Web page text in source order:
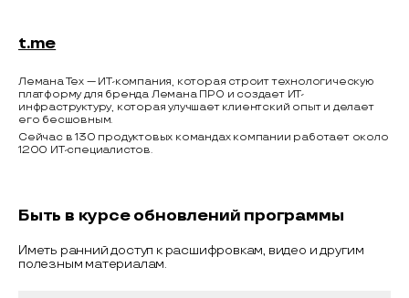
t.me
Лемана Тех — ИТ-компания, которая строит технологическую
платформу для бренда Лемана ПРО и создает ИТ-
инфраструктуру, которая улучшает клиентский опыт и делает
его бесшовным.
Сейчас в 130 продуктовых командах компании работает около
1200 ИТ-специалистов.
Быть в курсе обновлений программы
Иметь ранний доступ к расшифровкам, видео и другим
полезным материалам.